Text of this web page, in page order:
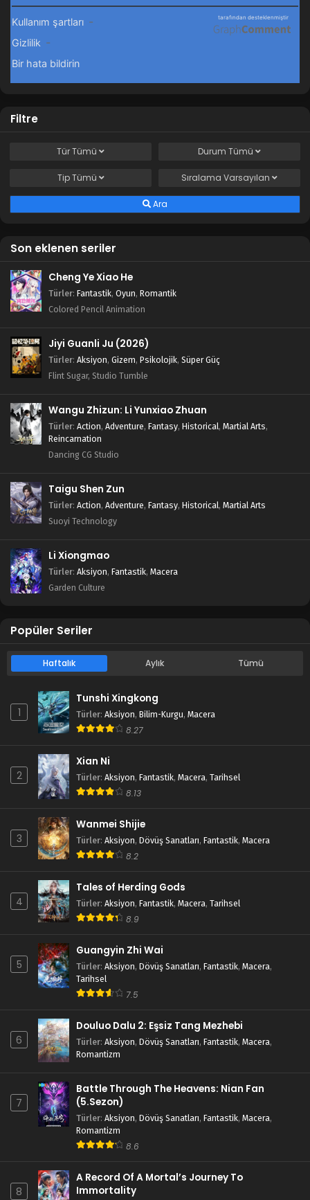
Filtre
TürTümü Durum Tümü
TipTümü Sıralama Varsayılan
Ara
Son eklenen seriler
Cheng Ye Xiao He
Türler: Fantastik, Oyun, Romantik
Colored Pencil Animation
Jiyi Guanli Ju (2026)
Türler: Aksiyon, Gizem, Psikolojik, Süper Güç
Flint Sugar, Studio Tumble
Wangu Zhizun: Li Yunxiao Zhuan
Türler: Action, Adventure, Fantasy, Historical, Martial Arts,
Reincarnation
Dancing CG Studio
Taigu Shen Zun
Türler: Action, Adventure, Fantasy, Historical, Martial Arts
Suoyi Technology
Li Xiongmao
Türler: Aksiyon, Fantastik, Macera
Garden Culture
Popüler Seriler
Haftalık Aylık Tümü
1
Tunshi Xingkong
Türler: Aksiyon, Bilim-Kurgu, Macera
8.27
2
Xian Ni
Türler: Aksiyon, Fantastik, Macera, Tarihsel
8.13
3
Wanmei Shijie
Türler: Aksiyon, Dövüş Sanatları, Fantastik, Macera
8.2
4
Tales of Herding Gods
Türler: Aksiyon, Fantastik, Macera, Tarihsel
8.9
5
Guangyin Zhi Wai
Türler: Aksiyon, Dövüş Sanatları, Fantastik, Macera,
Tarihsel
7.5
6
Douluo Dalu 2: Eşsiz Tang Mezhebi
Türler: Aksiyon, Dövüş Sanatları, Fantastik, Macera,
Romantizm
7
Battle Through The Heavens: Nian Fan
(5.Sezon)
Türler: Aksiyon, Dövüş Sanatları, Fantastik, Macera,
Romantizm
8.6
8
A Record Of A Mortal’s Journey To
Immortality